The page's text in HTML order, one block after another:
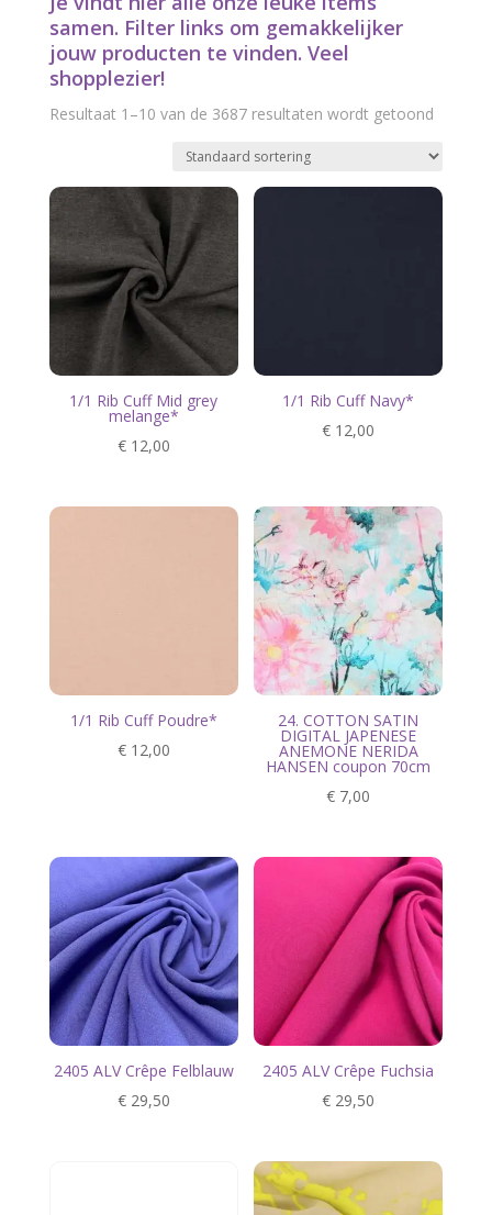
samen. Filter links om gemakkelijker
jouw producten te vinden. Veel
shopplezier!
Resultaat 1–10 van de 3687 resultaten wordt getoond
1/1 Rib Cuff Mid grey
melange*
€12,00
1/1 Rib Cuff Navy*
€ 12,00
1/1 Rib Cuff Poudre*
€12,00
24. COTTON SATIN
DIGITAL JAPENESE
ANEMONE NERIDA
HANSEN coupon 70cm
€ 7,00
2405 ALV Crêpe Felblauw
€29,50
2405 ALV Crêpe Fuchsia
€ 29,50